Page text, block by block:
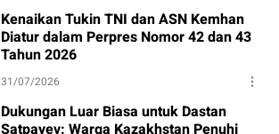
Kenaikan Tukin TNI dan ASN Kemhan
Diatur dalam Perpres Nomor 42 dan 43
Tahun 2026
31/07/2026
Dukungan Luar Biasa untuk Dastan
Satpayev: Warga Kazakhstan Penuhi